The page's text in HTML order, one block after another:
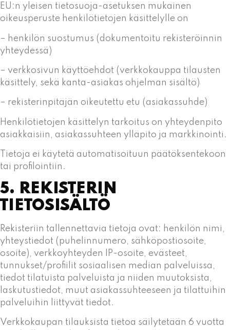
EU:n yleisen tietosuoja-asetuksen mukainen
oikeusperuste henkilötietojen käsittelylle on
– henkilön suostumus (dokumentoitu rekisteröinnin
yhteydessä)
– verkkosivun käyttöehdot (verkkokauppa tilausten
käsittely, sekä kanta-asiakas ohjelman sisältö)
– rekisterinpitäjän oikeutettu etu (asiakassuhde)
Henkilötietojen käsittelyn tarkoitus on yhteydenpito
asiakkaisiin, asiakassuhteen ylläpito ja markkinointi.
Tietoja ei käytetä automatisoituun päätöksentekoon
tai profilointiin.
5. REKISTERIN
TIETOSISÄLTÖ
Rekisteriin tallennettavia tietoja ovat: henkilön nimi,
yhteystiedot (puhelinnumero, sähköpostiosoite,
osoite), verkkoyhteyden IP-osoite, evästeet,
tunnukset/profiilit sosiaalisen median palveluissa,
tiedot tilatuista palveluista ja niiden muutoksista,
laskutustiedot, muut asiakassuhteeseen ja tilattuihin
palveluihin liittyvät tiedot.
Verkkokaupan tilauksista tietoa säilytetään 6 vuotta